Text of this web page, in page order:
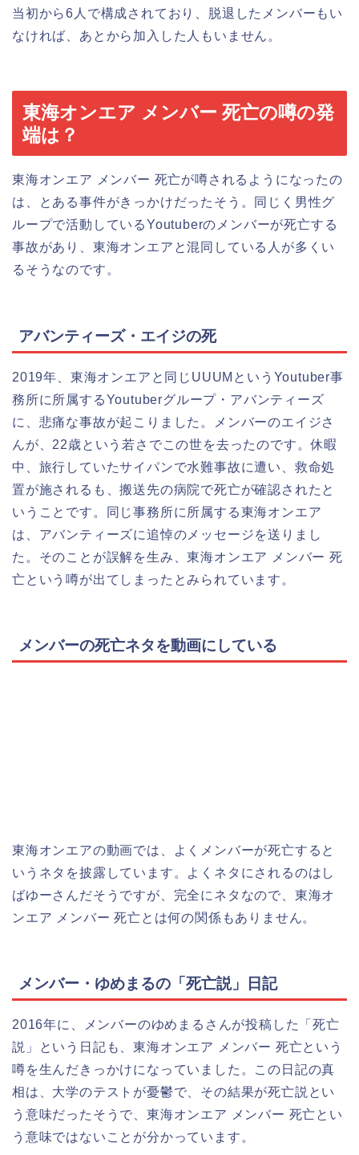
当初から6人で構成されており、脱退したメンバーもい
なければ、あとから加入した人もいません。
東海オンエア メンバー 死亡の噂の発
端は？
東海オンエア メンバー 死亡が噂されるようになったの
は、とある事件がきっかけだったそう。同じく男性グ
ループで活動しているYoutuberのメンバーが死亡する
事故があり、東海オンエアと混同している人が多くい
るそうなのです。
アバンティーズ・エイジの死
2019年、東海オンエアと同じUUUMというYoutuber事
務所に所属するYoutuberグループ・アバンティーズ
に、悲痛な事故が起こりました。メンバーのエイジさ
んが、22歳という若さでこの世を去ったのです。休暇
中、旅行していたサイパンで水難事故に遭い、救命処
置が施されるも、搬送先の病院で死亡が確認されたと
いうことです。同じ事務所に所属する東海オンエア
は、アバンティーズに追悼のメッセージを送りまし
た。そのことが誤解を生み、東海オンエア メンバー 死
亡という噂が出てしまったとみられています。
メンバーの死亡ネタを動画にしている
東海オンエアの動画では、よくメンバーが死亡すると
いうネタを披露しています。よくネタにされるのはし
ばゆーさんだそうですが、完全にネタなので、東海オ
ンエア メンバー 死亡とは何の関係もありません。
メンバー・ゆめまるの「死亡説」日記
2016年に、メンバーのゆめまるさんが投稿した「死亡
説」という日記も、東海オンエア メンバー 死亡という
噂を生んだきっかけになっていました。この日記の真
相は、大学のテストが憂鬱で、その結果が死亡説とい
う意味だったそうで、東海オンエア メンバー 死亡とい
う意味ではないことが分かっています。